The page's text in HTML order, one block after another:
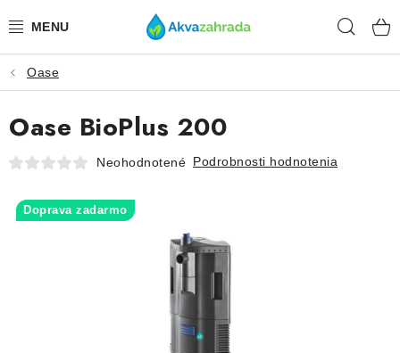
na
TECHNIKA
HNOJIVÁ
VODA
PRÍSLUŠENSTVO
Oase
Oase BioPlus 200
Neohodnotené Podrobnosti hodnotenia
Doprava zadarmo